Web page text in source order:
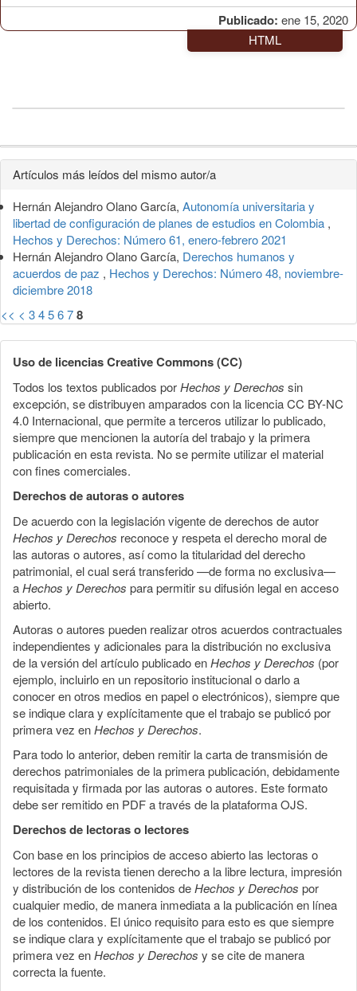
Publicado: ene 15, 2020
HTML
Detalles
del
artículo
Artículos más leídos del mismo autor/a
Hernán Alejandro Olano García, Autonomía universitaria y
libertad de configuración de planes de estudios en Colombia ,
Hechos y Derechos: Número 61, enero-febrero 2021
Hernán Alejandro Olano García, Derechos humanos y
acuerdos de paz , Hechos y Derechos: Número 48, noviembre-
diciembre 2018
<< < 345678
Uso de licencias Creative Commons (CC)
Todos los textos publicados porHechos y Derechos sin
excepción, se distribuyen amparados con la licencia CC BY-NC
4.0 Internacional, que permite a terceros utilizar lo publicado,
siempre que mencionen la autoría del trabajo y la primera
publicación en esta revista. No se permite utilizar el material
con fines comerciales.
Derechos de autoras o autores
De acuerdo con la legislación vigente de derechos de autor
Hechos y Derechos reconoce y respeta el derecho moral de
las autoras o autores, así como la titularidad del derecho
patrimonial, el cual será transferido —de forma no exclusiva—
aHechos y Derechos para permitir su difusión legal en acceso
abierto.
Autoras o autores pueden realizar otros acuerdos contractuales
independientes y adicionales para la distribución no exclusiva
de la versión del artículo publicado enHechos y Derechos (por
ejemplo, incluirlo en un repositorio institucional o darlo a
conocer en otros medios en papel o electrónicos), siempre que
se indique clara y explícitamente que el trabajo se publicó por
primera vez enHechos y Derechos.
Para todo lo anterior, deben remitir la carta de transmisión de
derechos patrimoniales de la primera publicación, debidamente
requisitada y firmada por las autoras o autores. Este formato
debe ser remitido en PDF a través de la plataforma OJS.
Derechos de lectoras o lectores
Con base en los principios de acceso abierto las lectoras o
lectores de la revista tienen derecho a la libre lectura, impresión
y distribución de los contenidos deHechos y Derechos por
cualquier medio, de manera inmediata a la publicación en línea
de los contenidos. El único requisito para esto es que siempre
se indique clara y explícitamente que el trabajo se publicó por
primera vez enHechos y Derechos y se cite de manera
correcta la fuente.